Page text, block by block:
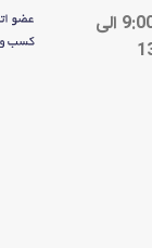
ساعات کاری : شنبه تا چهارشنبه 9:00 الی